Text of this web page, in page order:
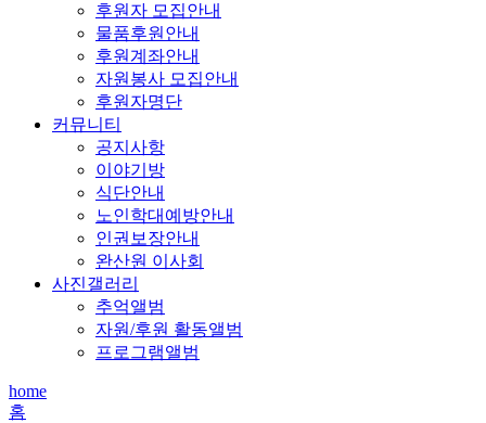
후원자 모집안내
물품후원안내
후원계좌안내
자원봉사 모집안내
후원자명단
커뮤니티
공지사항
이야기방
식단안내
노인학대예방안내
인권보장안내
완산원 이사회
사진갤러리
추억앨범
자원/후원 활동앨범
프로그램앨범
home
홈